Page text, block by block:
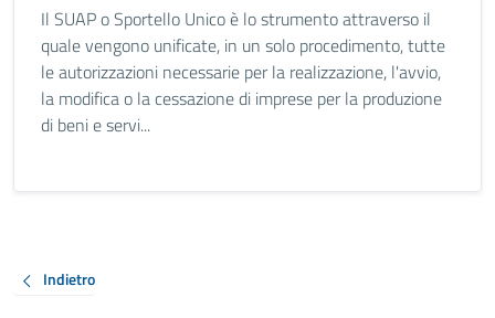
Il SUAP o Sportello Unico è lo strumento attraverso il
quale vengono unificate, in un solo procedimento, tutte
le autorizzazioni necessarie per la realizzazione, l'avvio,
la modifica o la cessazione di imprese per la produzione
di beni e servi...
Indietro